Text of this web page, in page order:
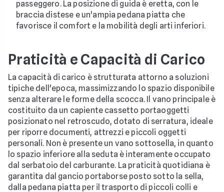
passeggero. La posizione di guida è eretta, con le
braccia distese e un'ampia pedana piatta che
favorisce il comfort e la mobilità degli arti inferiori.
Praticità e Capacità di Carico
La capacità di carico è strutturata attorno a soluzioni
tipiche dell'epoca, massimizzando lo spazio disponibile
senza alterare le forme della scocca. Il vano principale è
costituito da un capiente cassetto portaoggetti
posizionato nel retroscudo, dotato di serratura, ideale
per riporre documenti, attrezzi e piccoli oggetti
personali. Non è presente un vano sottosella, in quanto
lo spazio inferiore alla seduta è interamente occupato
dal serbatoio del carburante. La praticità quotidiana è
garantita dal gancio portaborse posto sotto la sella,
dalla pedana piatta per il trasporto di piccoli colli e